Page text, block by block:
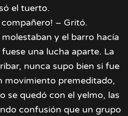
el tuerto.
compañero! – Gritó.
y el barro hacía
una lucha aparte. La
nunca supo bien si fue
movimiento premeditado,
se quedó con el yelmo, las
confusión que un grupo